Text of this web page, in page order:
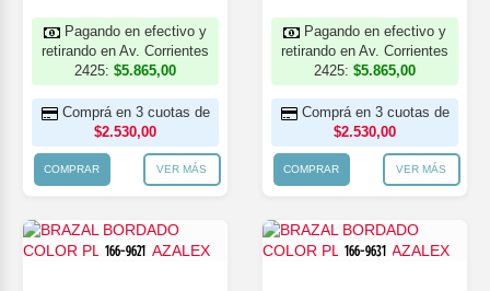
Pagando en efectivo y
retirando en Av. Corrientes
2425: $5.865,00
Comprá en 3 cuotas de
$2.530,00
COMPRAR VER MÁS
Pagando en efectivo y
retirando en Av. Corrientes
2425: $5.865,00
Comprá en 3 cuotas de
$2.530,00
COMPRAR VER MÁS
166-9621 166-9631